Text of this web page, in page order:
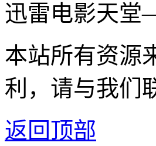
迅雷电影天堂
本站所有资源
利，请与我们
返回顶部